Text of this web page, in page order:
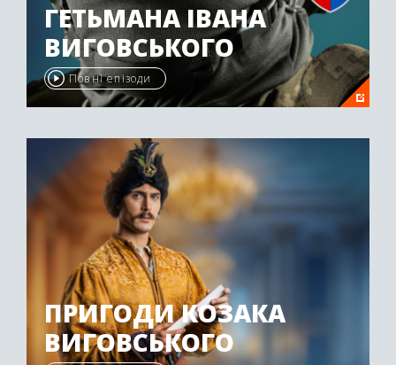
ГЕТЬМАНА ІВАНА
ВИГОВСЬКОГО
Повні епізоди
ПРИГОДИ КОЗАКА
ВИГОВСЬКОГО